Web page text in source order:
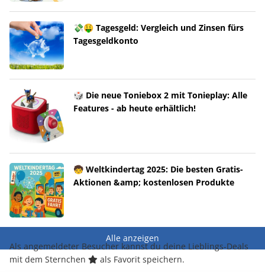
💸🤑 Tagesgeld: Vergleich und Zinsen fürs
Tagesgeldkonto
🎲 Die neue Toniebox 2 mit Tonieplay: Alle
Features - ab heute erhältlich!
🧒 Weltkindertag 2025: Die besten Gratis-
Aktionen &amp; kostenlosen Produkte
Alle anzeigen
Als angemeldeter Besucher kannst du deine Lieblings-Deals
mit dem Sternchen
als Favorit speichern.